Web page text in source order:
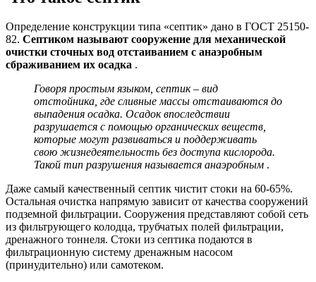
Определение конструкции типа «септик» дано в ГОСТ 25150-
82. Септиком называют сооружение для механической
очистки сточных вод отстаиванием с анаэробным
сбраживанием их осадка .
Говоря простым языком, септик – вид
отстойника, где сливные массы отстаиваются до
выпадения осадка. Осадок впоследствии
разрушается с помощью органических веществ,
которые могут развиваться и поддерживать
свою жизнедеятельность без доступа кислорода.
Такой тип разрушения называется анаэробным .
Даже самый качественный септик чистит стоки на 60-65%.
Остальная очистка напрямую зависит от качества сооружений
подземной фильтрации. Сооружения представляют собой сеть
из фильтрующего колодца, трубчатых полей фильтрации,
дренажного тоннеля. Стоки из септика подаются в
фильтрационную систему дренажным насосом
(принудительно) или самотеком.